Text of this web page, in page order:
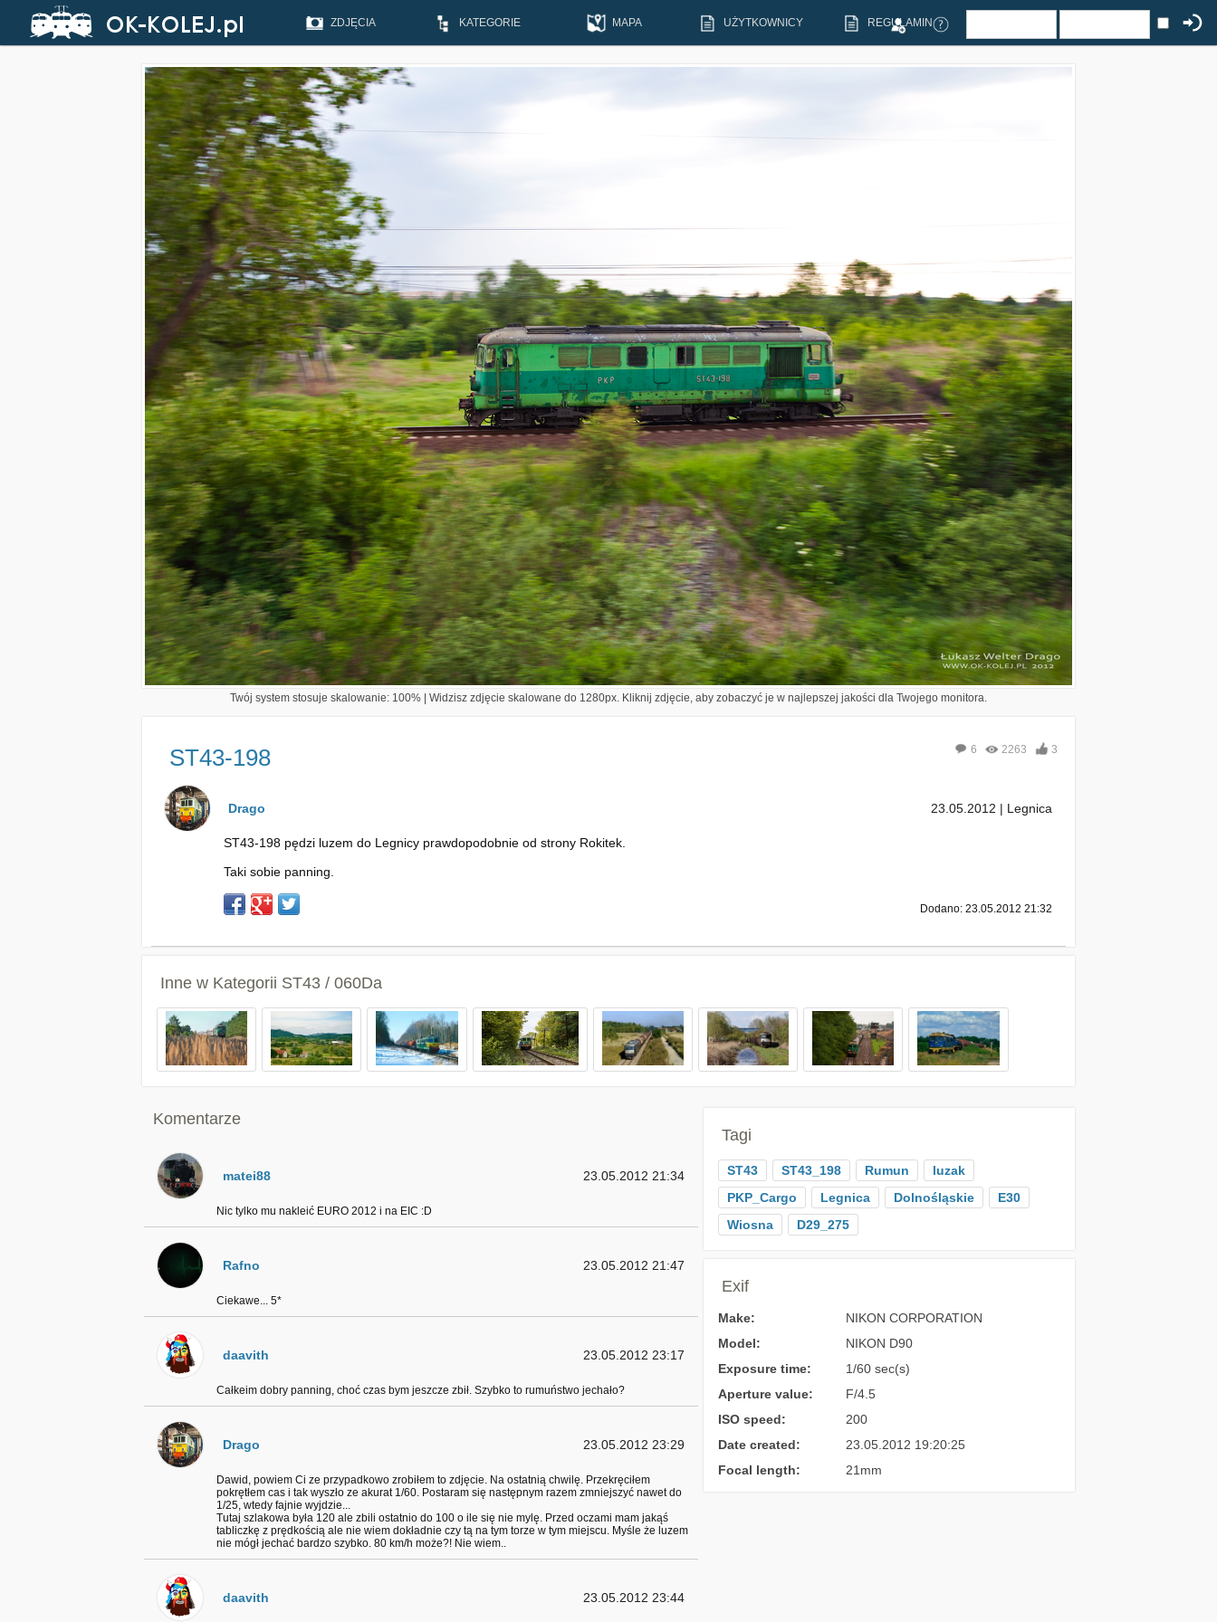
ZDJĘCIA KATEGORIE MAPA UŻYTKOWNICY REGULAMIN
Twój system stosuje skalowanie: 100% | Widzisz zdjęcie skalowane do 1280px. Kliknij zdjęcie, aby zobaczyć je w najlepszej jakości dla Twojego monitora.
ST43-198 6 2263 3
Drago 23.05.2012 | Legnica
ST43-198 pędzi luzem do Legnicy prawdopodobnie od strony Rokitek.
Taki sobie panning.
Dodano: 23.05.2012 21:32
Inne w Kategorii ST43 / 060Da
Komentarze
matei88 23.05.2012 21:34
Nic tylko mu nakleić EURO 2012 i na EIC :D
Rafno 23.05.2012 21:47
Ciekawe... 5*
daavith 23.05.2012 23:17
Całkeim dobry panning, choć czas bym jeszcze zbił. Szybko to rumuństwo jechało?
Drago 23.05.2012 23:29
Dawid, powiem Ci ze przypadkowo zrobiłem to zdjęcie. Na ostatnią chwilę. Przekręciłem
pokrętłem cas i tak wyszło ze akurat 1/60. Postaram się następnym razem zmniejszyć nawet do
1/25, wtedy fajnie wyjdzie...
Tutaj szlakowa była 120 ale zbili ostatnio do 100 o ile się nie mylę. Przed oczami mam jakąś
tabliczkę z prędkością ale nie wiem dokładnie czy tą na tym torze w tym miejscu. Myśle że luzem
nie mógł jechać bardzo szybko. 80 km/h może?! Nie wiem..
daavith 23.05.2012 23:44
Tagi
ST43 ST43_198 Rumun
luzak
PKP_Cargo
Legnica Dolnośląskie
E30
Wiosna
D29_275
Exif
Make:
NIKON CORPORATION
Model:
NIKON D90
Exposure time:
1/60 sec(s)
Aperture value:
F/4.5
ISO speed:
200
Date created:
23.05.2012 19:20:25
Focal length:
21mm